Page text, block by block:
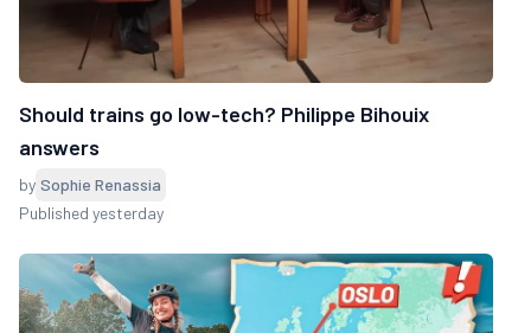
Should trains go low-tech? Philippe Bihouix
answers
by Sophie Renassia
Published yesterday